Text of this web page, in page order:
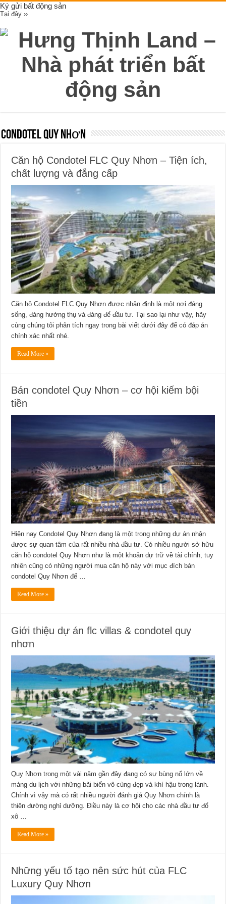
Ký gửi bất động sản
Tại đây ››
Condotel Quy Nhơn
Căn hộ Condotel FLC Quy Nhơn – Tiện ích,
chất lượng và đẳng cấp
Căn hộ Condotel FLC Quy Nhơn được nhận định là một nơi đáng
sống, đáng hưởng thụ và đáng để đầu tư. Tại sao lại như vậy, hãy
cùng chúng tôi phân tích ngay trong bài viết dưới đây để có đáp án
chính xác nhất nhé.
Read More »
Bán condotel Quy Nhơn – cơ hội kiếm bội
tiền
Hiện nay Condotel Quy Nhơn đang là một trong những dự án nhận
được sự quan tâm của rất nhiều nhà đầu tư. Có nhiều người sở hữu
căn hộ condotel Quy Nhơn như là một khoản dự trữ về tài chính, tuy
nhiên cũng có những người mua căn hộ này với mục đích bán
condotel Quy Nhơn để …
Read More »
Giới thiệu dự án flc villas & condotel quy
nhơn
Quy Nhơn trong một vài năm gần đây đang có sự bùng nổ lớn về
mảng du lịch với những bãi biển vô cùng đẹp và khí hậu trong lành.
Chính vì vậy mà có rất nhiều người đánh giá Quy Nhơn chính là
thiên đường nghỉ dưỡng. Điều này là cơ hội cho các nhà đầu tư đổ
xô …
Read More »
Những yếu tố tạo nên sức hút của FLC
Luxury Quy Nhơn